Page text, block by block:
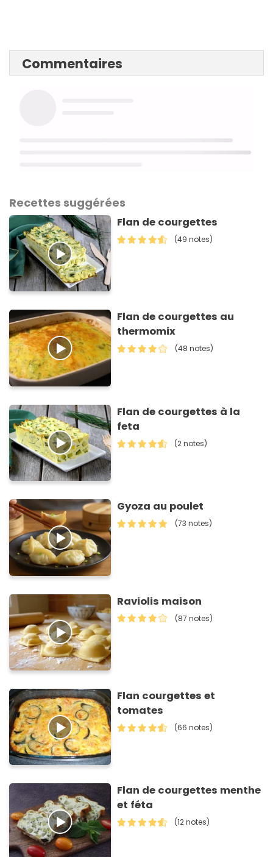
Commentaires
Recettes suggérées
Flan de courgettes
(49 notes)
Flan de courgettes au
thermomix
(48 notes)
Flan de courgettes à la
feta
(2 notes)
Gyoza au poulet
(73 notes)
Raviolis maison
(87 notes)
Flan courgettes et
tomates
(66 notes)
Flan de courgettes menthe
et féta
(12 notes)